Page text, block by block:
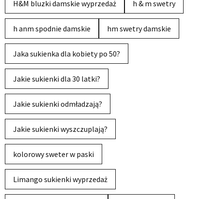
H&M bluzki damskie wyprzedaż h & m swetry
h anm spodnie damskie hm swetry damskie
Jaka sukienka dla kobiety po 50?
Jakie sukienki dla 30 latki?
Jakie sukienki odmładzają?
Jakie sukienki wyszczuplają?
kolorowy sweter w paski
Limango sukienki wyprzedaż